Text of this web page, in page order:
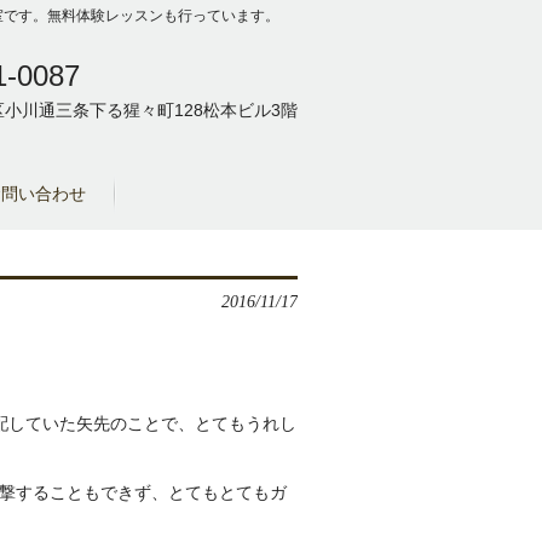
す。無料体験レッスンも行っています。
0087
川通三条下る猩々町128松本ビル3階
い合わせ
2016/11/17
ていた矢先のことで、とてもうれし
することもできず、とてもとてもガ